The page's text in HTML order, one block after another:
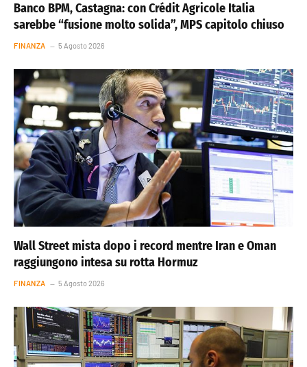
Banco BPM, Castagna: con Crédit Agricole Italia
sarebbe “fusione molto solida”, MPS capitolo chiuso
FINANZA 5 Agosto 2026
Wall Street mista dopo i record mentre Iran e Oman
raggiungono intesa su rotta Hormuz
FINANZA 5 Agosto 2026